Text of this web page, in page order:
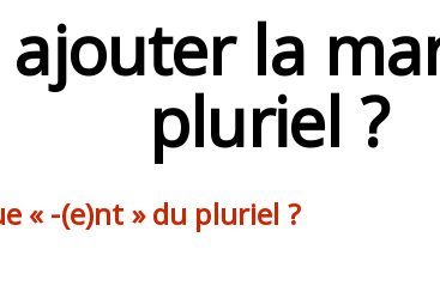
la
pluriel ?
« -(e)nt » du pluriel ?